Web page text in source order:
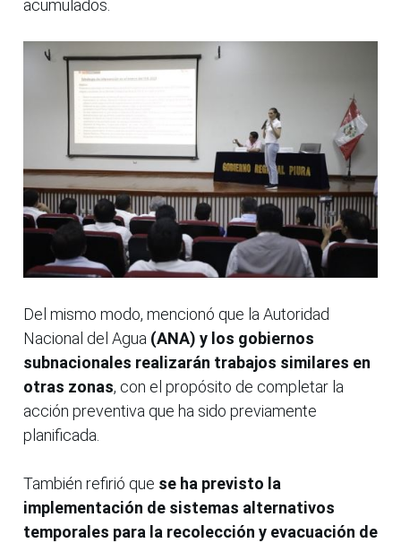
acumulados.
Del mismo modo, mencionó que la Autoridad
Nacional del Agua (ANA) y los gobiernos
subnacionales realizarán trabajos similares en
otras zonas, con el propósito de completar la
acción preventiva que ha sido previamente
planificada.
También refirió que se ha previsto la
implementación de sistemas alternativos
temporales para la recolección y evacuación de